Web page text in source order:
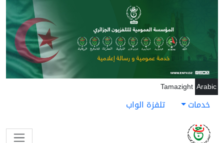
تجاوز إلى المحتوى الرئيسي
Arabic
Tamazight
خدمات تلفزة الواب